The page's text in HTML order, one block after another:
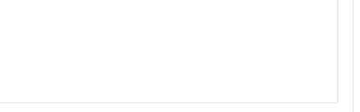
ചിത്രം ‘ഹാഫ്’ പ്രീമിയര്‍ ടൊറന്റോ